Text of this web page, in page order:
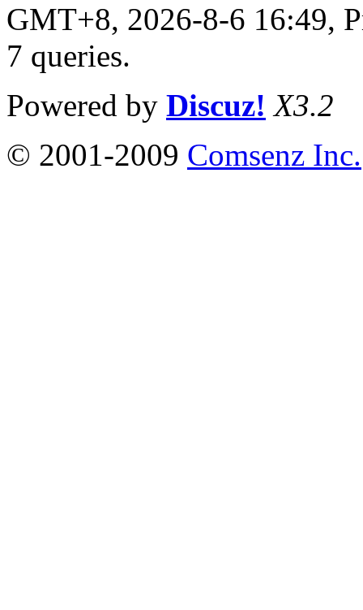
GMT+8, 2026-8-6 16:49,
7 queries.
Powered by Discuz! X3.2
© 2001-2009 Comsenz Inc.